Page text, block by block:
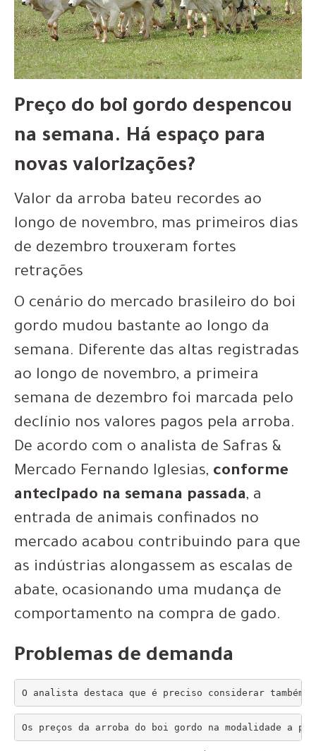
Preço do boi gordo despencou
na semana. Há espaço para
novas valorizações?
Valor da arroba bateu recordes ao
longo de novembro, mas primeiros dias
de dezembro trouxeram fortes
retrações
O cenário do mercado brasileiro do boi
gordo mudou bastante ao longo da
semana. Diferente das altas registradas
ao longo de novembro, a primeira
semana de dezembro foi marcada pelo
declínio nos valores pagos pela arroba.
De acordo com o analista de Safras &
Mercado Fernando Iglesias, conforme
antecipado na semana passada, a
entrada de animais confinados no
mercado acabou contribuindo para que
as indústrias alongassem as escalas de
abate, ocasionando uma mudança de
comportamento na compra de gado.
Problemas de demanda
O analista destaca que é preciso considerar também
Os preços da arroba do boi gordo na modalidade a